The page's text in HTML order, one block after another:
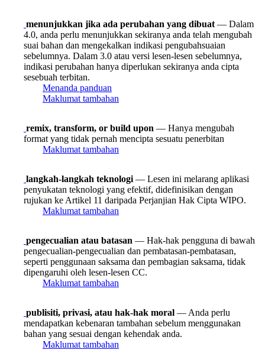
menunjukkan jika ada perubahan yang dibuat — Dalam
4.0, anda perlu menunjukkan sekiranya anda telah mengubah
suai bahan dan mengekalkan indikasi pengubahsuaian
sebelumnya. Dalam 3.0 atau versi lesen-lesen sebelumnya,
indikasi perubahan hanya diperlukan sekiranya anda cipta
sesebuah terbitan.
Menanda panduan
Maklumat tambahan
remix, transform, or build upon — Hanya mengubah
format yang tidak pernah mencipta sesuatu penerbitan
Maklumat tambahan
langkah-langkah teknologi — Lesen ini melarang aplikasi
penyukatan teknologi yang efektif, didefinisikan dengan
rujukan ke Artikel 11 daripada Perjanjian Hak Cipta WIPO.
Maklumat tambahan
pengecualian atau batasan — Hak-hak pengguna di bawah
pengecualian-pengecualian dan pembatasan-pembatasan,
seperti penggunaan saksama dan pembagian saksama, tidak
dipengaruhi oleh lesen-lesen CC.
Maklumat tambahan
publisiti, privasi, atau hak-hak moral — Anda perlu
mendapatkan kebenaran tambahan sebelum menggunakan
bahan yang sesuai dengan kehendak anda.
Maklumat tambahan